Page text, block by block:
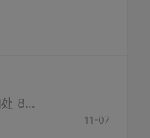
十堰长途客运中心咨询 6917779；8890276十堰汽车客运南站 8888537公交公司 8676315十堰火车站问询处 8478302电话订票热线 95105105三堰火车票代售点 8478300柳林沟火车票代售点 8478232邮电街火...
11-07